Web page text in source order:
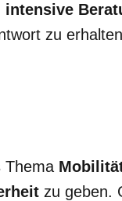
zu
Thema
zu geben.